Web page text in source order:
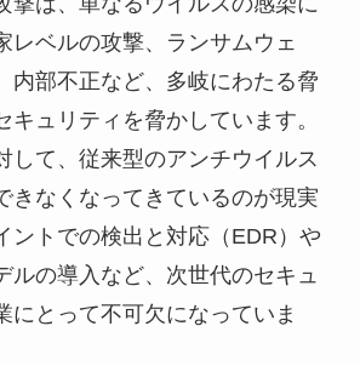
レベルの攻撃、ランサムウェ
内部不正など、多岐にわたる脅
キュリティを脅かしています。
して、従来型のアンチウイルス
きなくなってきているのが現実
ントでの検出と対応（EDR）や
ルの導入など、次世代のセキュ
にとって不可欠になっていま